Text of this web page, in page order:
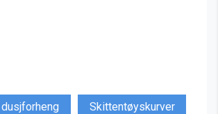
Skittentøyskurver